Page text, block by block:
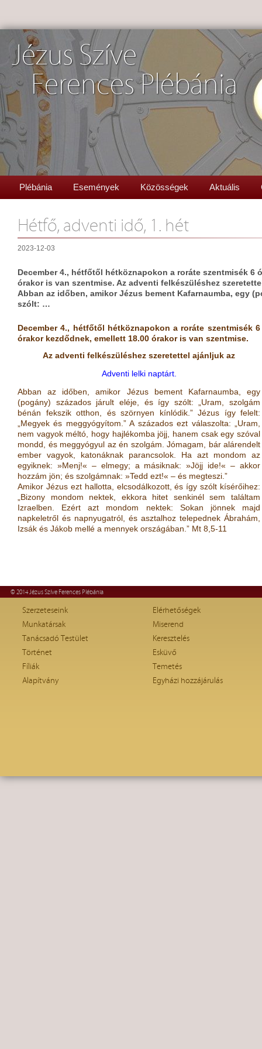
Jézus Szíve
Ferences Plébánia
Plébánia Események Közösségek Aktuális
Hétfő, adventi idő, 1. hét
2023-12-03
December 4., hétfőtől hétköznapokon a roráte szentmisék 6
órakor is van szentmise. Az adventi felkészüléshez
Abban az időben, amikor Jézus bement Kafarnaumba, egy
szólt: …
December 4., hétfőtől hétköznapokon a roráte szentmisék 6
órakor kezdődnek, emellett 18.00 órakor is van szentmise.
Az adventi felkészüléshez szeretettel ajánljuk az
Adventi lelki naptárt.
Abban az időben, amikor Jézus bement Kafarnaumba, egy
(pogány) százados járult eléje, és így szólt: „Uram, szolgám
bénán fekszik otthon, és szörnyen kínlódik.” Jézus így felelt:
„Megyek és meggyógyítom.” A százados ezt válaszolta: „Uram,
nem vagyok méltó, hogy hajlékomba jöjj, hanem csak egy szóval
mondd, és meggyógyul az én szolgám. Jómagam, bár alárendelt
ember vagyok, katonáknak parancsolok. Ha azt mondom az
egyiknek: »Menj!« – elmegy; a másiknak: »Jöjj ide!« – akkor
hozzám jön; és szolgámnak: »Tedd ezt!« – és megteszi.”
Amikor Jézus ezt hallotta, elcsodálkozott, és így szólt kísérőihez:
„Bizony mondom nektek, ekkora hitet senkinél sem találtam
Izraelben. Ezért azt mondom nektek: Sokan jönnek majd
napkeletről és napnyugatról, és asztalhoz telepednek Ábrahám,
Izsák és Jákob mellé a mennyek országában.” Mt 8,5-11
© 2014 Jézus Szíve Ferences Plébánia
Szerzeteseink
Munkatársak
Tanácsadó Testület
Történet
Fíliák
Alapítvány
Elérhetőségek
Miserend
Keresztelés
Esküvő
Temetés
Egyházi hozzájárulás